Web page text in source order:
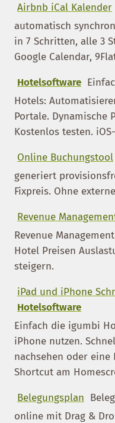
Airbnb iCal Kalender
automatisch
in 7 Schritten, alle 3
Google Calendar,
Hotelsoftware
Hotels:
Portale. Dynamische
Kostenlos testen.
Online Buchungstool
generiert
Fixpreis. Ohne
Revenue
Revenue
Hotel Preisen
steigern.
iPad und iPhone
Hotelsoftware
Einfach die igumbi
iPhone nutzen.
nachsehen oder eine
Shortcut am
Belegungsplan
online mit Drag &